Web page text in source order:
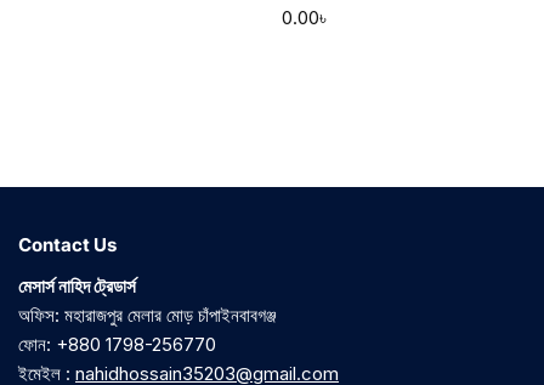
Rated
5.00
0.00৳
Contact Us
মেসার্স নাহিদ ট্রেডার্স
অফিস: মহারাজপুর মেলার মোড় চাঁপাইনবাবগঞ্জ
ফোন: +880 1798-256770
ইমেইল : nahidhossain35203@gmail.com